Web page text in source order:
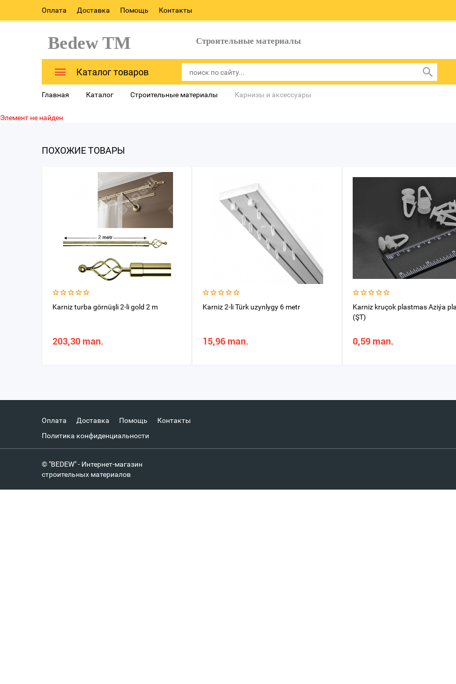
Оплата Доставка Помощь Контакты
Bedew TM Строительные материалы
Каталог товаров
Главная Каталог Строительные материалы Карнизы и аксессуары
Элемент не найден
ПОХОЖИЕ ТОВАРЫ
Karniz turba görnüşli 2-li gold 2 m
203,30 man.
Karniz 2-li Türk uzynlygy 6 metr
15,96 man.
Karniz kruçok plastmas Aziýa
(ŞT)
0,59 man.
Оплата Доставка Помощь
Контакты
Политика конфиденциальности
© "BEDEW" - Интернет-магазин
строительных материалов